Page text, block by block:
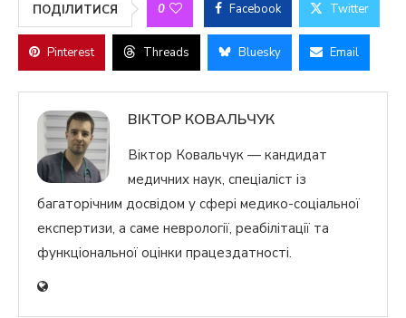
ПОДІЛИТИСЯ 0 Facebook Twitter
Pinterest Threads Bluesky Email
ВІКТОР КОВАЛЬЧУК
Віктор Ковальчук — кандидат
медичних наук, спеціаліст із
багаторічним досвідом у сфері медико-соціальної
експертизи, а саме неврології, реабілітації та
функціональної оцінки працездатності.